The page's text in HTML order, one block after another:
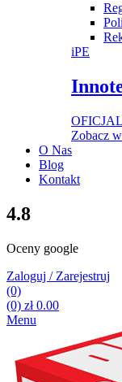
iPE
Zobacz
O Nas
Blog
Kontakt
4.8
Oceny google
Zaloguj / Zarejestruj
(0)
(0) zł0.00
Menu